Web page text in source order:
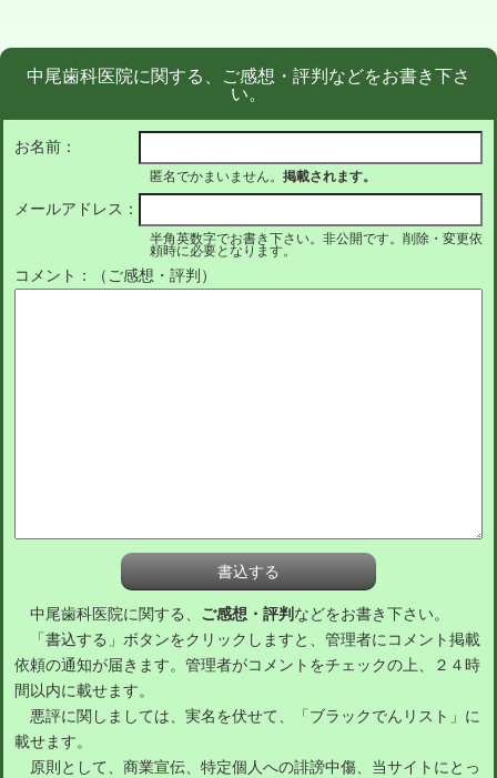
中尾歯科医院に関する、ご感想・評判などをお書き下さ
い。
お名前：
匿名でかまいません。 掲載されます。
メールアドレス：
半角英数字でお書き下さい。非公開です。削除・変更依
頼時に必要となります。
コメント：（ご感想・評判）
中尾歯科医院に関する、 ご感想・評判 などをお書き下さい。
「書込する」ボタンをクリックしますと、管理者にコメント掲載
依頼の通知が届きます。管理者がコメントをチェックの上、２４時
間以内に載せます。
悪評に関しましては、実名を伏せて、「ブラックでんリスト」に
載せます。
原則として、商業宣伝、特定個人への誹謗中傷、当サイトにとっ